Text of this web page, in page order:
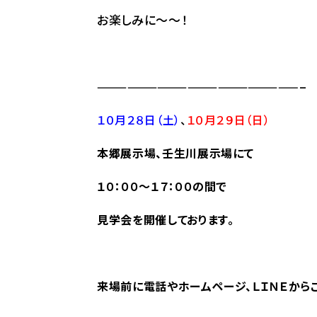
お楽しみに～～！
————————————————————–
１０月２８日（土） 、 １０月２９日（日）
本郷展示場、壬生川展示場にて
１０：００～１７：００の間で
見学会を開催しております。
来場前に電話やホームページ、ＬＩＮＥか